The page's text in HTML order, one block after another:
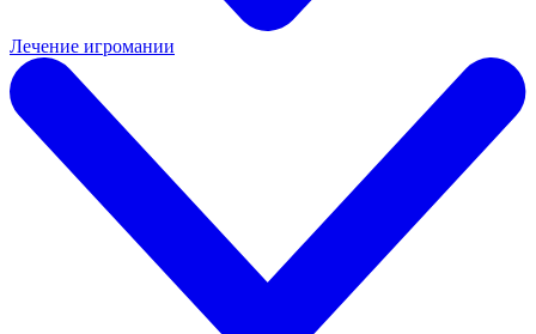
Лечение игромании